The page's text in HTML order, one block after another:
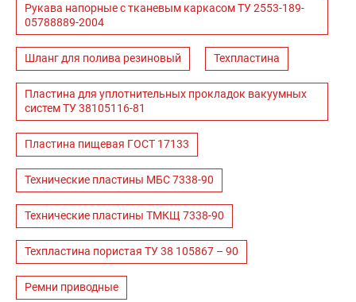
Рукава напорные с тканевым каркасом ТУ 2553-189-
05788889-2004
Шланг для полива резиновый Техпластина
Пластина для уплотнительных прокладок вакуумных
систем ТУ 38105116-81
Пластина пищевая ГОСТ 17133
Технические пластины МБС 7338-90
Технические пластины ТМКЩ 7338-90
Техпластина пористая ТУ 38 105867 – 90
Ремни приводные